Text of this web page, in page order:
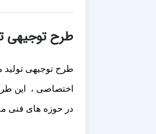
طرح توجیهی
طرح توجیهی تولید
اختصاصی ، این
در حوزه های فنی